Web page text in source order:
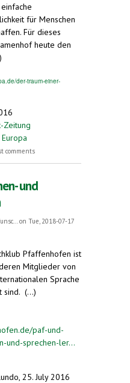
einfache
für Menschen
Für dieses
heute den
der-traum-einer-
is external)
Zeitung
: der Traum einer
comments
und
on Tue, 2018-07-17
Pfaffenhofen ist
Mitglieder von
Sprache
sind. (...)
paf-und-
und-sprechen-ler...
25. July 2016